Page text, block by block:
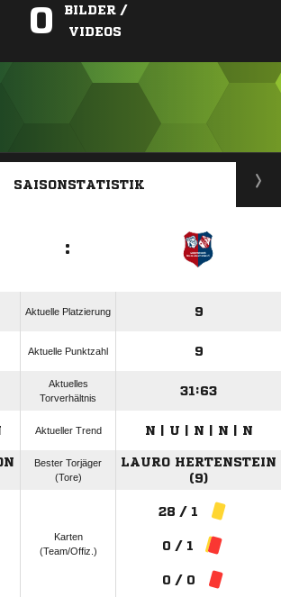
0
BILDER /
VIDEOS
ANZEIGE
SAISONSTATISTIK
:
Aktuelle Platzierung 9
Aktuelle Punktzahl 9
Aktuelles
Torverhältnis
31:63
Aktueller Trend N | U | N | N | N
Bester Torjäger
(Tore)
LAURO HERTENSTEIN
(9)
Karten
(Team/Offiz.)
28 / 1
0 / 1
0 / 0